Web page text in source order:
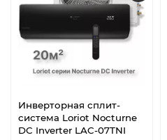
Инверторная сплит-
система Loriot Nocturne
DC Inverter LAC-07TNI